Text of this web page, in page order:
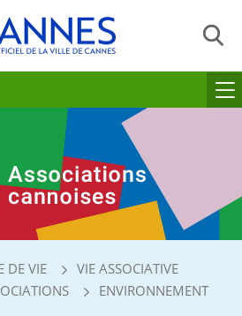
DE VIE
VIE ASSOCIATIVE
ENVIRONNEMENT